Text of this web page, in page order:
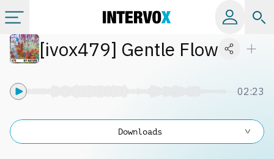
Kategorien
Alle Alben
[ivox479] Gentle Flow
02:23
Downloads